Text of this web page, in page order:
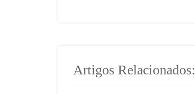
Artigos Relacionados: